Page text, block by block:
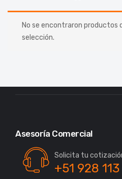
No se encontraron productos
selección.
Asesoría Comercial
Solicita tu
+51 928 113